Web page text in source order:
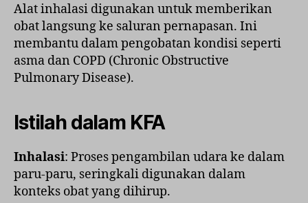
Alat inhalasi digunakan untuk memberikan
obat langsung ke saluran pernapasan. Ini
membantu dalam pengobatan kondisi seperti
asma dan COPD (Chronic Obstructive
Pulmonary Disease).
Istilah dalam KFA
Inhalasi: Proses pengambilan udara ke dalam
paru-paru, seringkali digunakan dalam
konteks obat yang dihirup.